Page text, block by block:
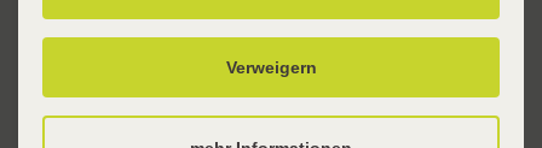
Verweigern